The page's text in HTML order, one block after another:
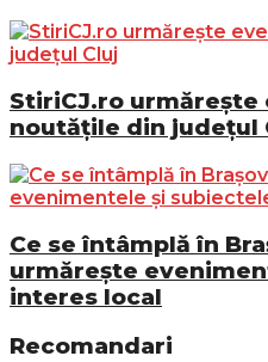
StiriCJ.ro urmărește
noutățile din județul
Ce se întâmplă în
urmărește
interes local
Recomandari